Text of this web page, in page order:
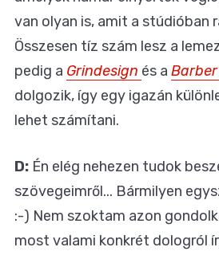
van olyan is, amit a stúdióban
Összesen tíz szám lesz a
pedig a Grindesign és a
dolgozik, így egy igazán
lehet számítani.
D: Én elég nehezen tudok
szövegeimről... Bármilyen
:-) Nem szoktam azon
most valami konkrét dologról